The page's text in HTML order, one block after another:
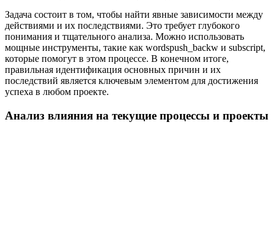
Задача состоит в том, чтобы найти явные зависимости между
действиями и их последствиями. Это требует глубокого
понимания и тщательного анализа. Можно использовать
мощные инструменты, такие как wordspush_backw и subscript,
которые помогут в этом процессе. В конечном итоге,
правильная идентификация основных причин и их
последствий является ключевым элементом для достижения
успеха в любом проекте.
Анализ влияния на текущие процессы и проекты